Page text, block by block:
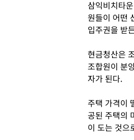
삼익비치타
원들이 어떤
입주권을 받
현금청산은
조합원이 분
자가 된다.
주택 가격이
공된 주택의
이 도는 것으